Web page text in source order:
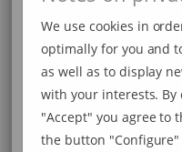
Riedlinger, Mara
Vordere Reihe: Nico
Keller, Balduin Klaasen
Konstantin Landthaler
Liegend: Luca Franchini
We use cookies in
optimally for you and
as well as to display
with your interests.
"Accept" you agree to
the button "Configure"